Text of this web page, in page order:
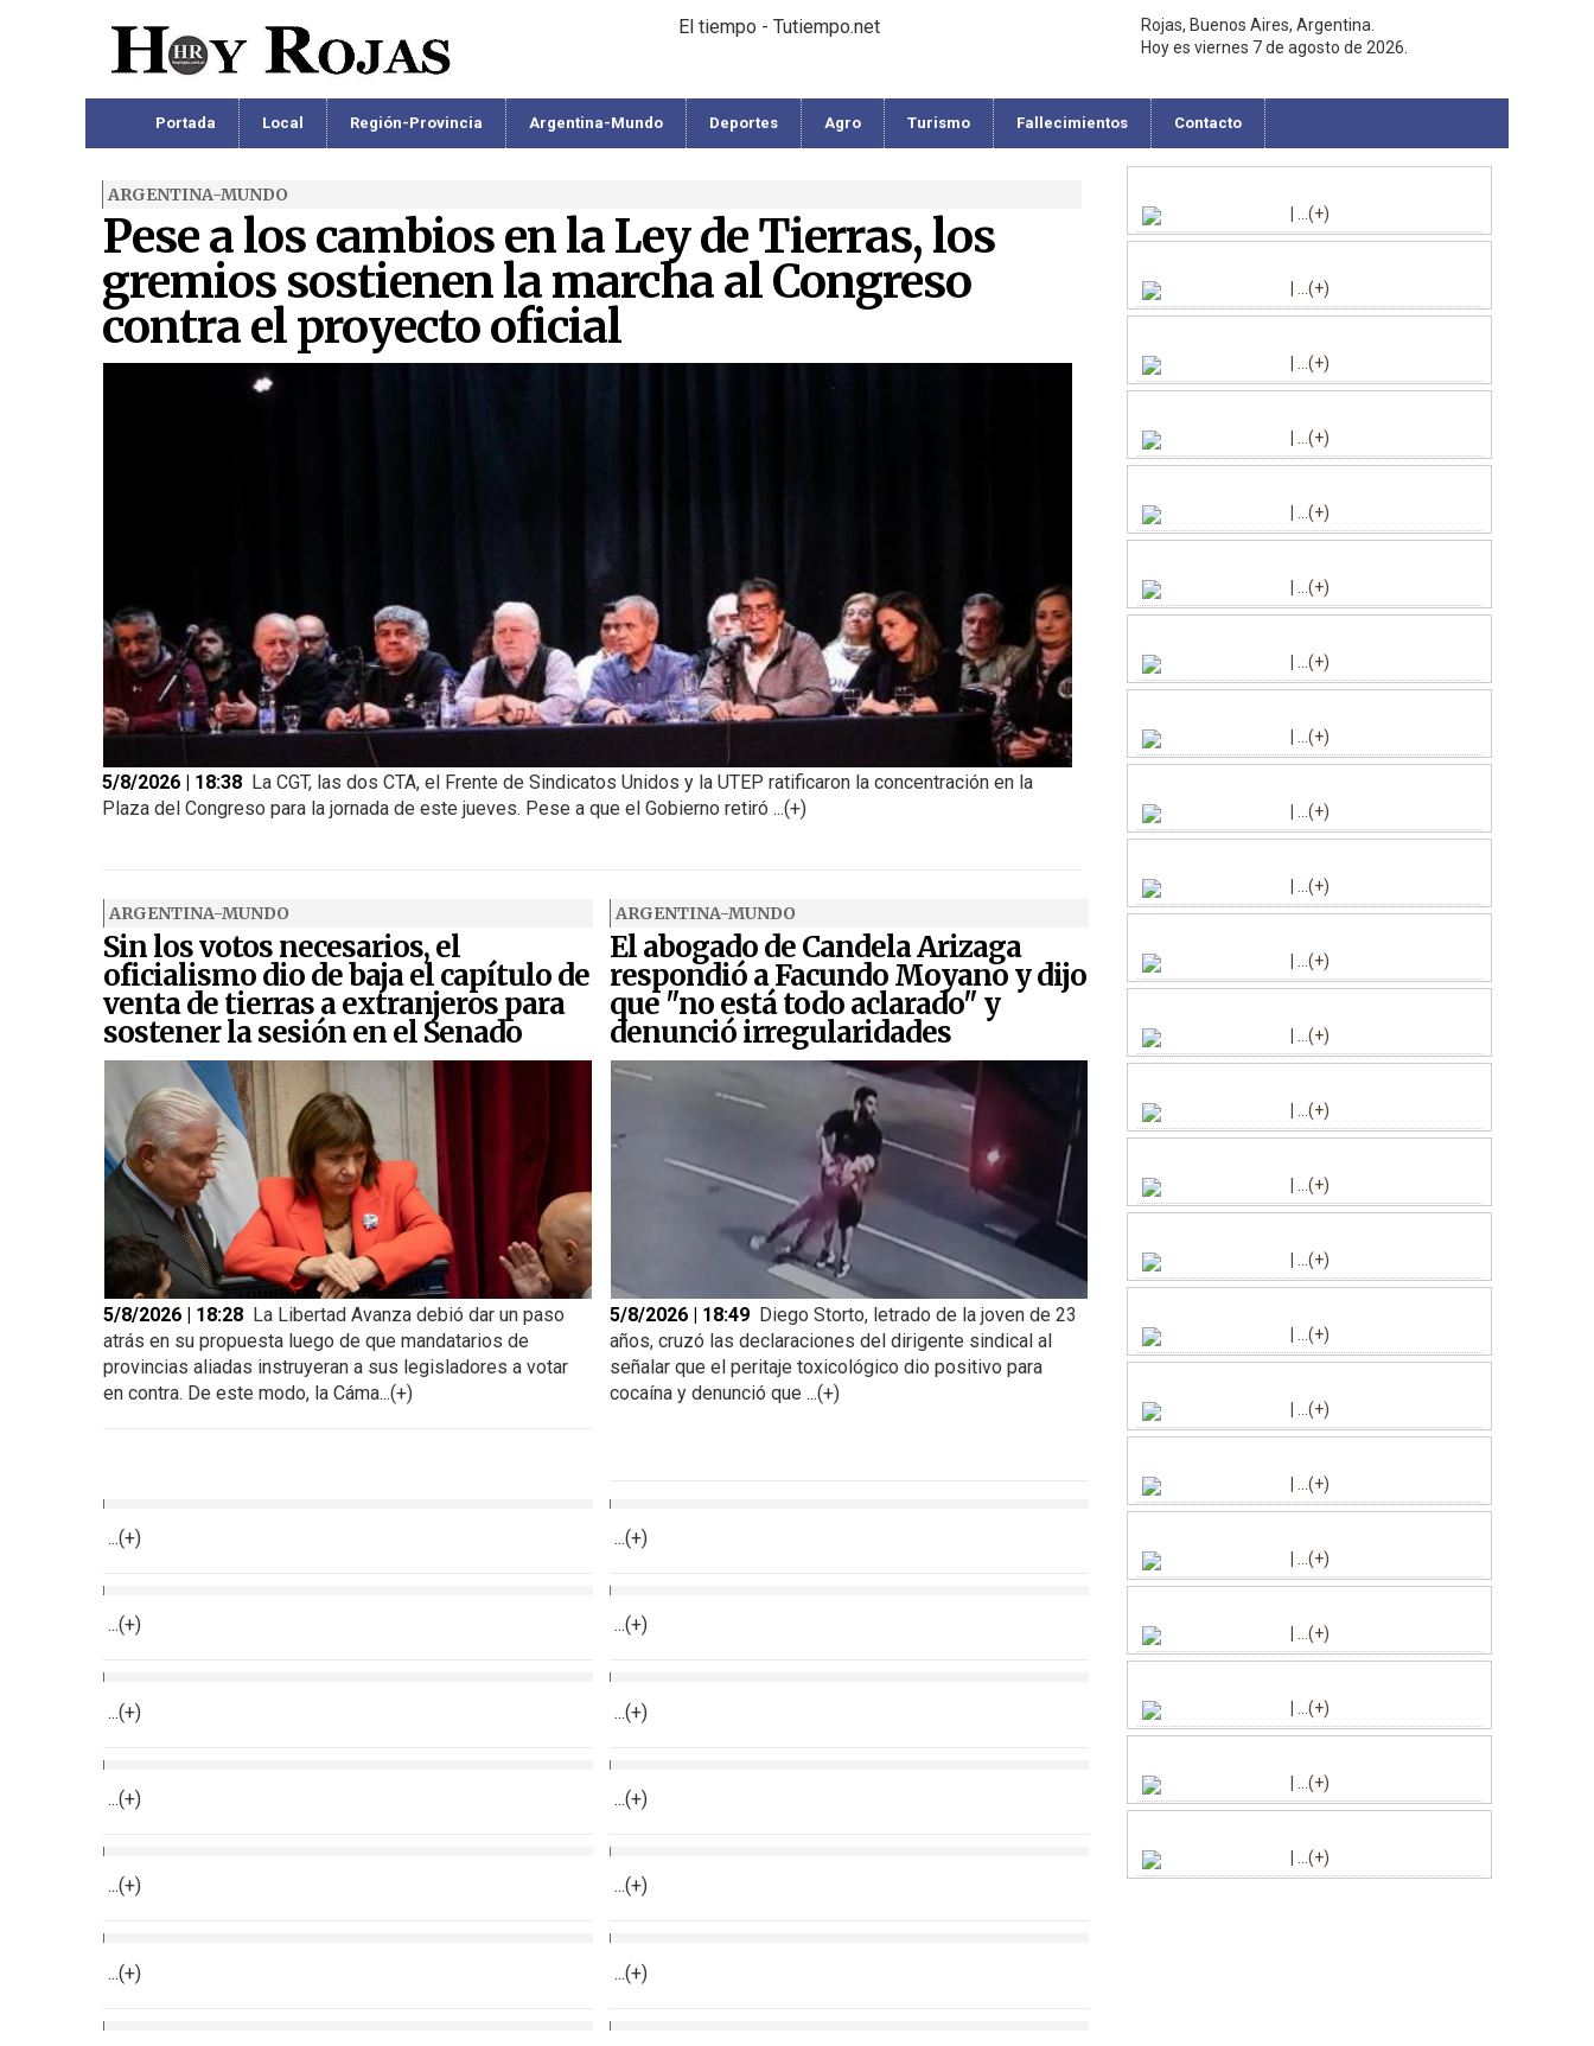
El tiempo - Tutiempo.net
Rojas, Buenos Aires, Argentina.
Hoy es viernes 7 de agosto de 2026.
Portada Local Región-Provincia Argentina-Mundo Deportes Agro Turismo Fallecimientos Contacto
ARGENTINA-MUNDO
Pese a los cambios en la Ley de Tierras, los
gremios sostienen la marcha al Congreso
contra el proyecto oficial
5/8/2026 | 18:38 La CGT, las dos CTA, el Frente de Sindicatos Unidos y la UTEP ratificaron la concentración en la
Plaza del Congreso para la jornada de este jueves. Pese a que el Gobierno retiró ...(+)
ARGENTINA-MUNDO
Sin los votos necesarios, el
oficialismo dio de baja el capítulo de
venta de tierras a extranjeros para
sostener la sesión en el Senado
5/8/2026 | 18:28 La Libertad Avanza debió dar un paso
atrás en su propuesta luego de que mandatarios de
provincias aliadas instruyeran a sus legisladores a votar
en contra. De este modo, la Cáma...(+)
ARGENTINA-MUNDO
El abogado de Candela Arizaga
respondió a Facundo Moyano y dijo
que "no está todo aclarado" y
denunció irregularidades
5/8/2026 | 18:49 Diego Storto, letrado de la joven de 23
años, cruzó las declaraciones del dirigente sindical al
señalar que el peritaje toxicológico dio positivo para
cocaína y denunció que ...(+)
...(+)
...(+)
...(+)
...(+)
...(+)
...(+)
...(+)
...(+)
...(+)
...(+)
...(+)
...(+)
...(+)
...(+)
...(+)
...(+)
...(+)
...(+)
...(+)
...(+)
...(+)
...(+)
...(+)
...(+)
...(+)
...(+)
...(+)
...(+)
...(+)
...(+)
...(+)
...(+)
...(+)
...(+)
...(+)